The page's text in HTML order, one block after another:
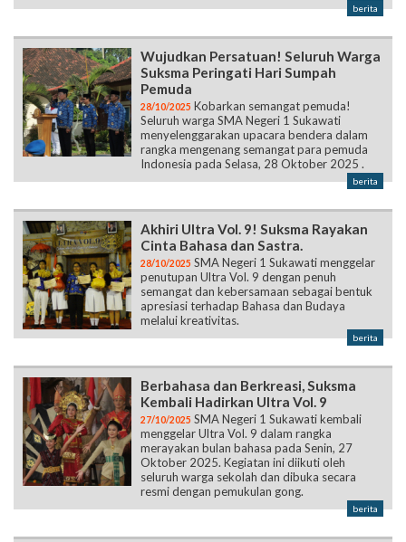
berita
Wujudkan Persatuan! Seluruh Warga
Suksma Peringati Hari Sumpah
Pemuda
28/10/2025 Kobarkan semangat pemuda!
Seluruh warga SMA Negeri 1 Sukawati
menyelenggarakan upacara bendera dalam
rangka mengenang semangat para pemuda
Indonesia pada Selasa, 28 Oktober 2025 .
berita
Akhiri Ultra Vol. 9! Suksma Rayakan
Cinta Bahasa dan Sastra.
28/10/2025 SMA Negeri 1 Sukawati menggelar
penutupan Ultra Vol. 9 dengan penuh
semangat dan kebersamaan sebagai bentuk
apresiasi terhadap Bahasa dan Budaya
melalui kreativitas.
berita
Berbahasa dan Berkreasi, Suksma
Kembali Hadirkan Ultra Vol. 9
27/10/2025 SMA Negeri 1 Sukawati kembali
menggelar Ultra Vol. 9 dalam rangka
merayakan bulan bahasa pada Senin, 27
Oktober 2025. Kegiatan ini diikuti oleh
seluruh warga sekolah dan dibuka secara
resmi dengan pemukulan gong.
berita